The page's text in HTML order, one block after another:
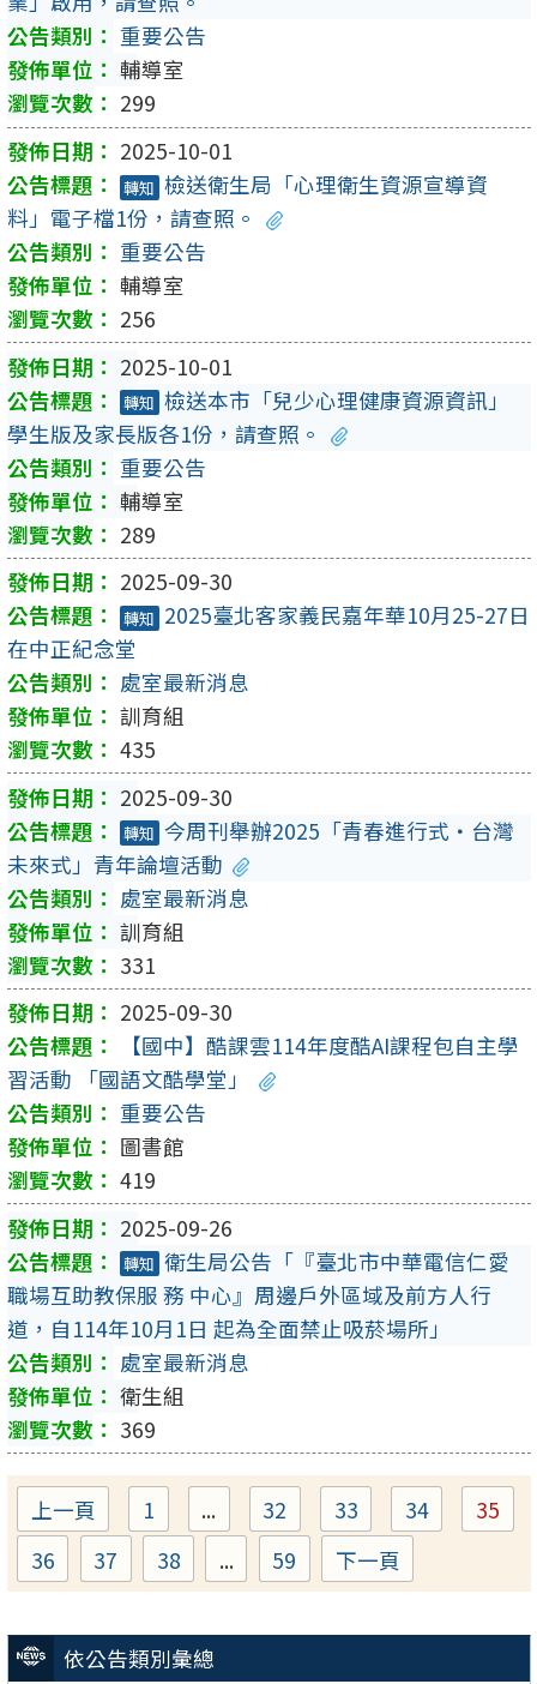
依公告類別彙總
重要公告
輔導室
299
2025-10-01
轉知 檢送衛生局「心理衛生資源宣導資
料」電子檔1份，請查照。
重要公告
輔導室
256
2025-10-01
轉知 檢送本市「兒少心理健康資源資訊」
學生版及家長版各1份，請查照。
重要公告
輔導室
289
2025-09-30
轉知 2025臺北客家義民嘉年華10月25-27日
在中正紀念堂
處室最新消息
訓育組
435
2025-09-30
轉知 今周刊舉辦2025「青春進行式‧台灣
未來式」青年論壇活動
處室最新消息
訓育組
331
2025-09-30
【國中】酷課雲114年度酷AI課程包自主學
習活動 「國語文酷學堂」
重要公告
圖書館
419
2025-09-26
轉知 衛生局公告「『臺北市中華電信仁愛
職場互助教保服 務 中心』周邊戶外區域及前方人行
道，自114年10月1日 起為全面禁止吸菸場所」
處室最新消息
衛生組
369
上一頁 Page
1 ... Page
32 Page
33 Page
34
35
Page
36 Page
37 Page
38 ... Page
59 下一頁